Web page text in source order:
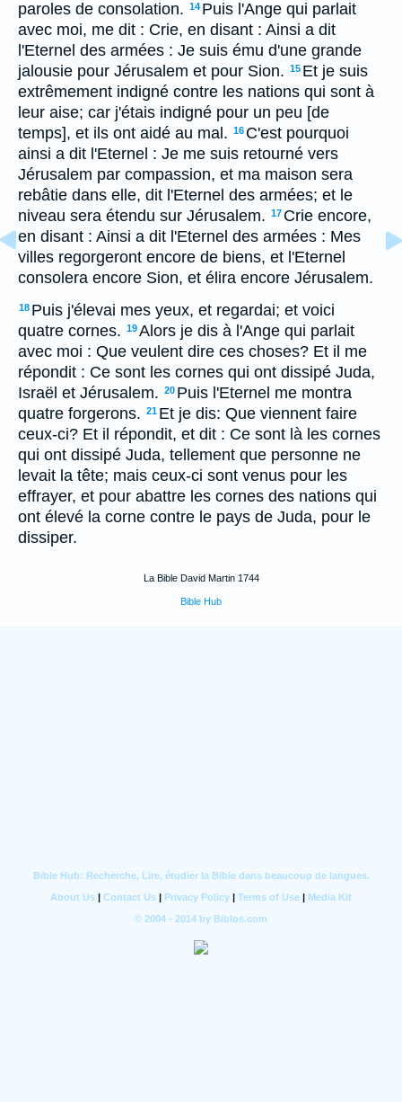
paroles de consolation. 14 Puis l'Ange qui parlait
avec moi, me dit : Crie, en disant : Ainsi a dit
l'Eternel des armées : Je suis ému d'une grande
jalousie pour Jérusalem et pour Sion. 15 Et je suis
extrêmement indigné contre les nations qui sont à
leur aise; car j'étais indigné pour un peu [de
temps], et ils ont aidé au mal. 16 C'est pourquoi
ainsi a dit l'Eternel : Je me suis retourné vers
Jérusalem par compassion, et ma maison sera
rebâtie dans elle, dit l'Eternel des armées; et le
niveau sera étendu sur Jérusalem. 17 Crie encore,
en disant : Ainsi a dit l'Eternel des armées : Mes
villes regorgeront encore de biens, et l'Eternel
consolera encore Sion, et élira encore Jérusalem.
18 Puis j'élevai mes yeux, et regardai; et voici
quatre cornes. 19Alors je dis à l'Ange qui parlait
avec moi : Que veulent dire ces choses? Et il me
répondit : Ce sont les cornes qui ont dissipé Juda,
Israël et Jérusalem. 20 Puis l'Eternel me montra
quatre forgerons. 21 Et je dis: Que viennent faire
ceux-ci? Et il répondit, et dit : Ce sont là les cornes
qui ont dissipé Juda, tellement que personne ne
levait la tête; mais ceux-ci sont venus pour les
effrayer, et pour abattre les cornes des nations qui
ont élevé la corne contre le pays de Juda, pour le
dissiper.
La Bible David Martin 1744
Bible Hub